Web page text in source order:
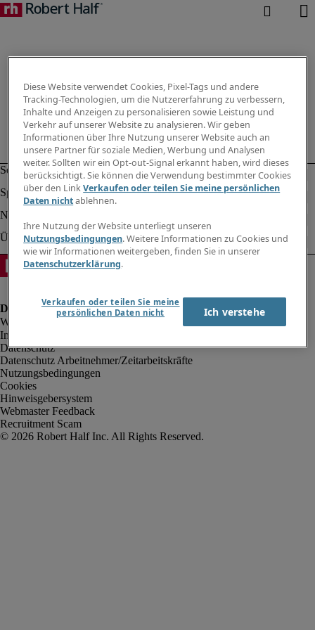
Impressum
Datenschutz
Datenschutz Arbeitnehmer/Zeitarbeitskräfte
Nutzungsbedingungen
Cookies
Hinweisgebersystem
Webmaster Feedback
Recruitment Scam
Diese Website verwendet Cookies, Pixel-Tags und andere
Tracking-Technologien, um die Nutzererfahrung zu verbessern,
Inhalte und Anzeigen zu personalisieren sowie Leistung und
Verkehr auf unserer Website zu analysieren. Wir geben
Informationen über Ihre Nutzung unserer Website auch an
unsere Partner für soziale Medien, Werbung und Analysen
weiter. Sollten wir ein Opt-out-Signal erkannt haben, wird dieses
berücksichtigt. Sie können die Verwendung bestimmter Cookies
über den LinkVerkaufen oder teilen Sie meine persönlichen
Daten nichtablehnen.
Ihre Nutzung der Website unterliegt unseren
Nutzungsbedingungen. Weitere Informationen zu Cookies und
wie wir Informationen weitergeben, finden Sie in unserer
Datenschutzerklärung.
Verkaufen oder teilen Sie meine
persönlichen Daten nicht
Ich verstehe